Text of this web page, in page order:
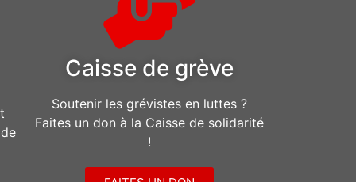
Caisse de grève
Soutenir les grévistes en luttes ?
Faites un don à la Caisse de solidarité
!